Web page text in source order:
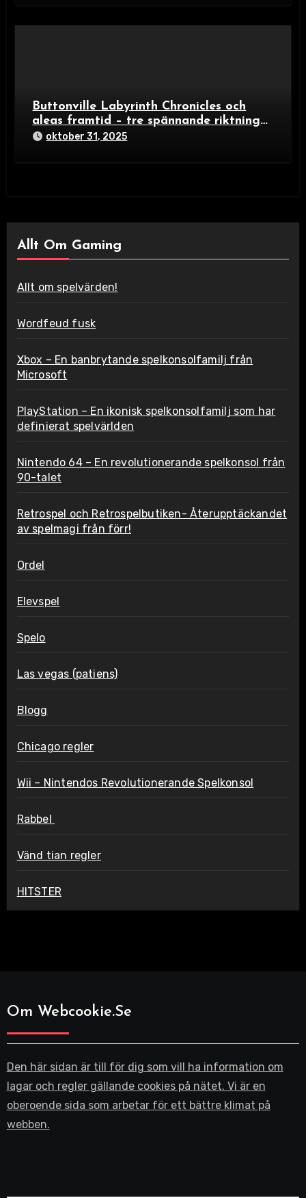
Buttonville Labyrinth Chronicles och
aleas framtid – tre spännande riktningar
i brädspelsvärlden 2024
oktober 31, 2025
Allt Om Gaming
Allt om spelvärden!
Wordfeud fusk
Xbox – En banbrytande spelkonsolfamilj från
Microsoft
PlayStation – En ikonisk spelkonsolfamilj som har
definierat spelvärlden
Nintendo 64 – En revolutionerande spelkonsol från
90-talet
Retrospel och Retrospelbutiken- Återupptäckandet
av spelmagi från förr!
Ordel
Elevspel
Spelo
Las vegas (patiens)
Blogg
Chicago regler
Wii – Nintendos Revolutionerande Spelkonsol
Rabbel
Vänd tian regler
HITSTER
Om Webcookie.se
Den här sidan är till för dig som vill ha information om
lagar och regler gällande cookies på nätet. Vi är en
oberoende sida som arbetar för ett bättre klimat på
webben.